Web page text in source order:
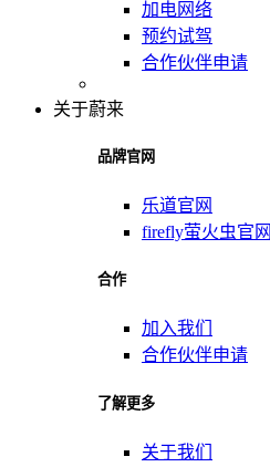
加电网络
预约试驾
合作伙伴申请
关于蔚来
品牌官网
乐道官网
firefly萤火虫官网
合作
加入我们
合作伙伴申请
了解更多
关于我们